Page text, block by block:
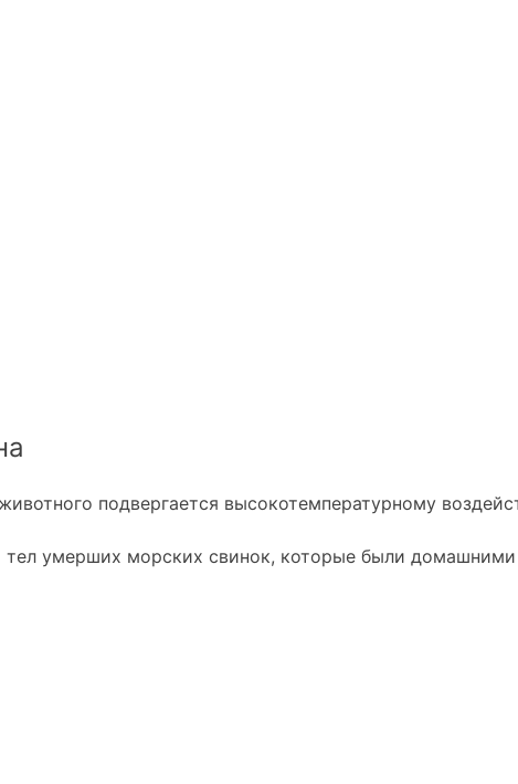
подвергается высокотемпературному
тел умерших морских свинок, которые были